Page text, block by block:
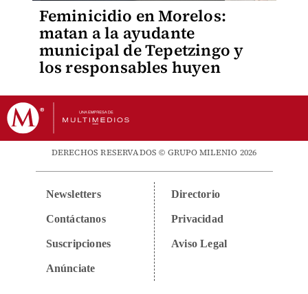
Feminicidio en Morelos:
matan a la ayudante
municipal de Tepetzingo y
los responsables huyen
DERECHOS RESERVADOS © GRUPO MILENIO 2026
Newsletters
Contáctanos
Suscripciones
Anúnciate
Directorio
Privacidad
Aviso Legal